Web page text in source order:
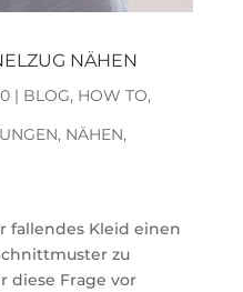
NÄHEN
| BLOG, HOW TO,
, NÄHEN,
fallendes Kleid einen
zu
diese Frage vor